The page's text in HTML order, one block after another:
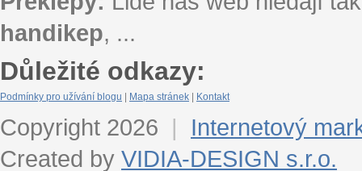
handikep, ...
Důležité odkazy:
Podmínky pro užívání blogu Mapa stránek Kontakt
Copyright 2026 |
Internetový
Created by VIDIA-DESIGN s.r.o.